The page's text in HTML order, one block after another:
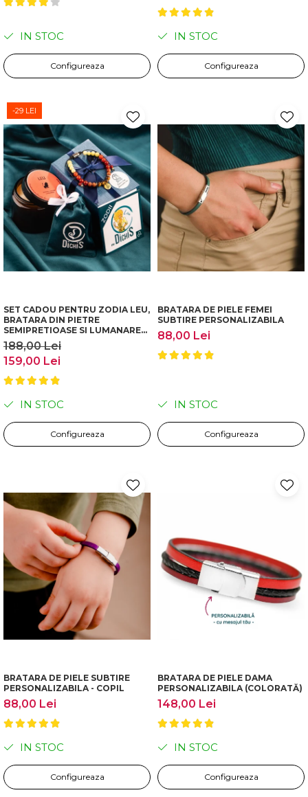
IN STOC
Configureaza
IN STOC
Configureaza
-29 LEI
SET CADOU PENTRU ZODIA LEU,
BRATARA DIN PIETRE
SEMIPRETIOASE SI LUMANARE
PARFUMATA
188,00 Lei
159,00 Lei
IN STOC
Configureaza
BRATARA DE PIELE FEMEI
SUBTIRE PERSONALIZABILA
88,00 Lei
IN STOC
Configureaza
BRATARA DE PIELE SUBTIRE
PERSONALIZABILA - COPIL
88,00 Lei
IN STOC
Configureaza
BRATARA DE PIELE DAMA
PERSONALIZABILA (COLORATĂ)
148,00 Lei
IN STOC
Configureaza